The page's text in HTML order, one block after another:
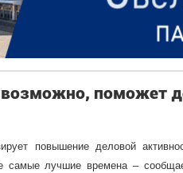
поможет
повышение деловой
самые лучшие времена –